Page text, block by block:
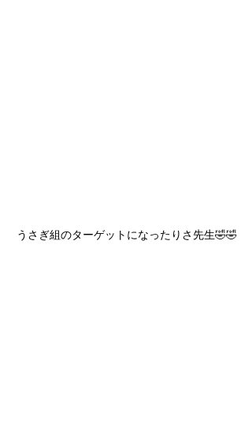
うさぎ組のターゲットになったりさ先生🤣🤣